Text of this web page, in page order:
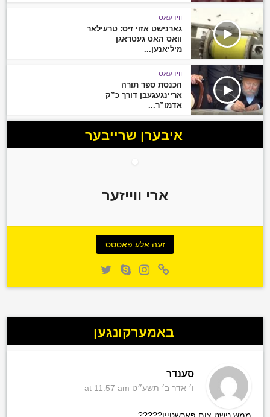
ווידעאס
גארנישט אזוי זיס: טרעילאר
וואס האט געטראגן
מיליאנען...
ווידעאס
הכנסת ספר תורה
אריינגעגעבן דורך כ”ק
אדמו”ר...
איבערן שרייבער
ארי ווייזער
זעה אלע פאסטס
באמערקונגען
סענדר
ו׳ אדר ב׳ תשע״ט